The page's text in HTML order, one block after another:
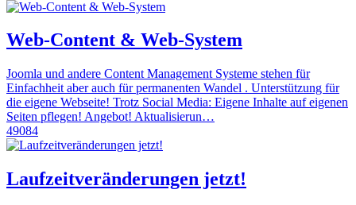
Web-Content & Web-System
Joomla und andere Content Management Systeme stehen für
Einfachheit aber auch für permanenten Wandel . Unterstützung für
die eigene Webseite! Trotz Social Media: Eigene Inhalte auf eigenen
Seiten pflegen! Angebot! Aktualisierun…
49084
Laufzeitveränderungen jetzt!